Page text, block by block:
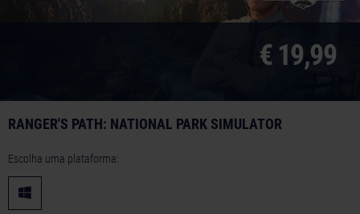
€ 19,99
RANGER'S PATH: NATIONAL PARK SIMULATOR
Escolha uma plataforma: